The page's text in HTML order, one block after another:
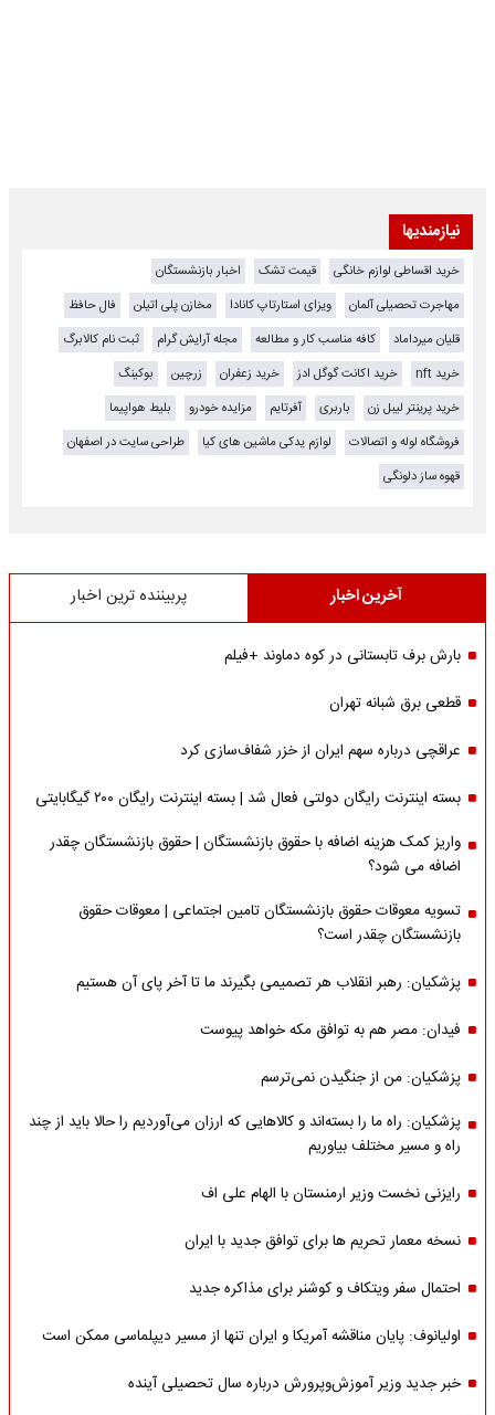
نیازمندیها
خرید اقساطی لوازم خانگی قیمت تشک
اخبار بازنشستگان
مهاجرت تحصیلی آلمان
ویزای استارتاپ کانادا مخازن پلی اتیلن
فال حافظ
قلیان میرداماد
کافه مناسب کار و مطالعه مجله آرایش گرام
ثبت نام کالابرگ
خرید nft
خرید اکانت گوگل ادز خرید زعفران زرچین
بوکینگ
خرید پرینتر لیبل زن
باربری آفرتایم مزایده خودرو
بلیط هواپیما
فروشگاه لوله و اتصالات
لوازم یدکی ماشین های کیا
طراحی سایت در اصفهان
قهوه ساز دلونگی
آخرین اخبار پربیننده ترین اخبار
بارش برف تابستانی در کوه دماوند +فیلم
قطعی برق شبانه تهران
عراقچی درباره سهم ایران از خزر شفاف‌سازی کرد
بسته اینترنت رایگان دولتی فعال شد | بسته اینترنت رایگان ۲۰۰ گیگابایتی
واریز کمک هزینه اضافه با حقوق بازنشستگان | حقوق بازنشستگان چقدر
اضافه می شود؟
تسویه معوقات حقوق بازنشستگان تامین اجتماعی | معوقات حقوق
بازنشستگان چقدر است؟
پزشکیان: رهبر انقلاب هر تصمیمی بگیرند ما تا آخر پای آن هستیم
فیدان: مصر هم به توافق مکه خواهد پیوست
پزشکیان: من از جنگیدن نمی‌ترسم
پزشکیان: راه ما را بسته‌اند و کالاهایی که ارزان می‌آوردیم را حالا باید از چند
راه و مسیر مختلف بیاوریم
رایزنی نخست وزیر ارمنستان با الهام علی اف
نسخه معمار تحریم ها برای توافق جدید با ایران
احتمال سفر ویتکاف و کوشنر برای مذاکره جدید
اولیانوف: پایان مناقشه آمریکا و ایران تنها از مسیر دیپلماسی ممکن است
خبر جدید وزیر آموزش‌وپرورش درباره سال تحصیلی آینده